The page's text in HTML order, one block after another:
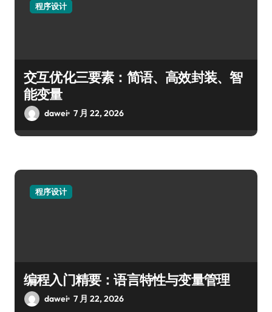
程序设计
交互优化三要素：简语、高效封装、智
能变量
dawei 7 月 22, 2026
程序设计
编程入门精要：语言特性与变量管理
dawei 7 月 22, 2026